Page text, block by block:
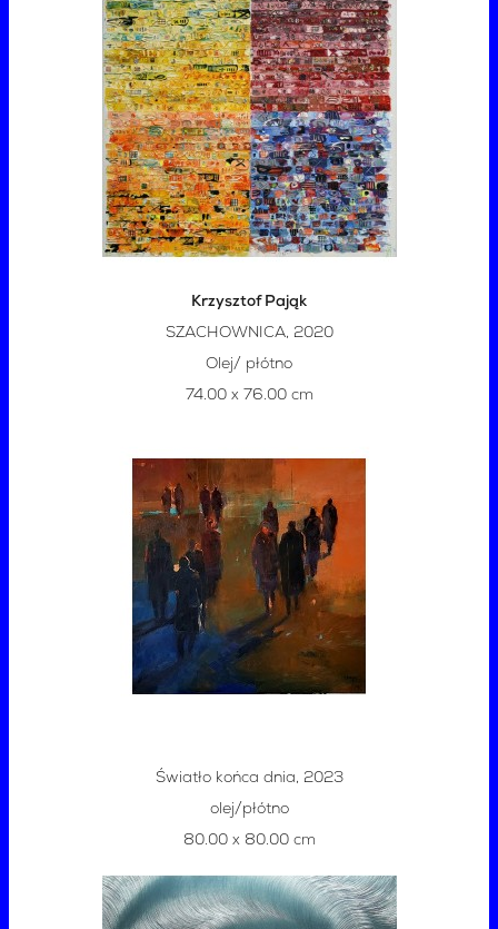
Krzysztof Pająk
SZACHOWNICA, 2020
Olej/ płótno
74.00 x 76.00 cm
Światło końca dnia, 2023
olej/płótno
80.00 x 80.00 cm